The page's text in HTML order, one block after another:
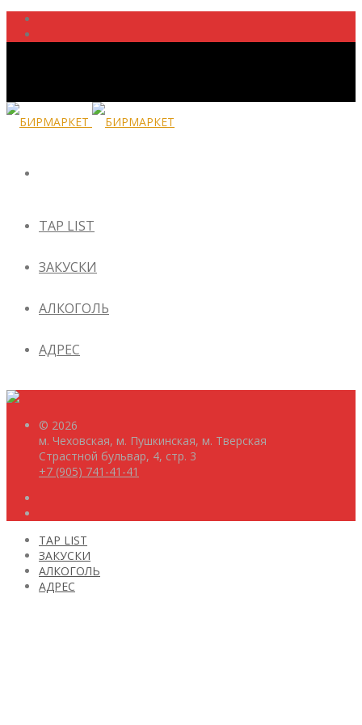
TAP LIST
ЗАКУСКИ
АЛКОГОЛЬ
АДРЕС
© 2026
м. Чеховская, м. Пушкинская, м. Тверская
Страстной бульвар, 4, стр. 3
+7 (905) 741-41-41
TAP LIST
ЗАКУСКИ
АЛКОГОЛЬ
АДРЕС